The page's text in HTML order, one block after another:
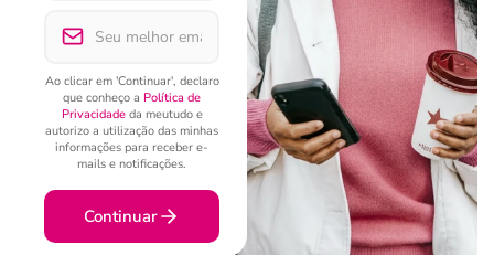
Ao clicar em 'Continuar', declaro
que conheço a Política de
Privacidadeda meutudo e
autorizo a utilização das minhas
informações para receber e-
mails e notificações.
Continuar